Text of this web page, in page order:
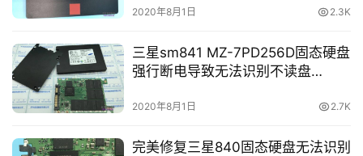
2020年8月1日 2.3K
三星sm841 MZ-7PD256D固态硬盘
强行断电导致无法识别不读盘
数据恢复成功
2020年8月1日 2.7K
完美修复三星840固态硬盘无法识别